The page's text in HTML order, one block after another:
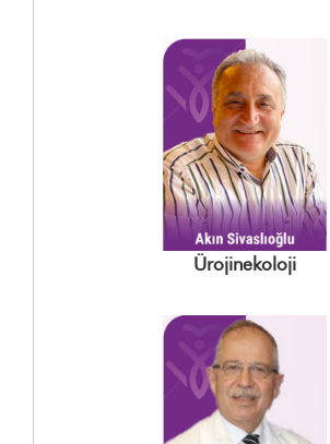
Ürojinekoloji